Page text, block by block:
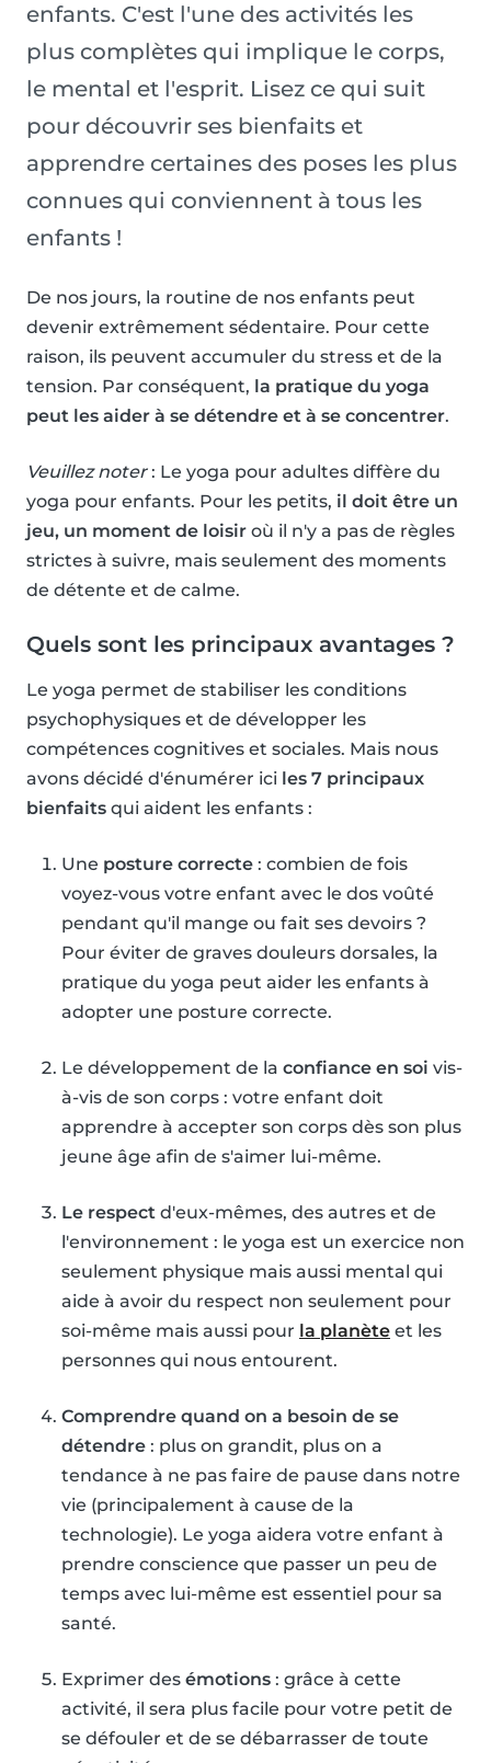
enfants. C'est l'une des activités les
plus complètes qui implique le corps,
le mental et l'esprit. Lisez ce qui suit
pour découvrir ses bienfaits et
apprendre certaines des poses les plus
connues qui conviennent à tous les
enfants !
De nos jours, la routine de nos enfants peut
devenir extrêmement sédentaire. Pour cette
raison, ils peuvent accumuler du stress et de la
tension. Par conséquent, la pratique du yoga
peut les aider à se détendre et à se concentrer.
Veuillez noter: Le yoga pour adultes diffère du
yoga pour enfants. Pour les petits, il doit être un
jeu, un moment de loisir où il n'y a pas de règles
strictes à suivre, mais seulement des moments
de détente et de calme.
Quels sont les principaux avantages ?
Le yoga permet de stabiliser les conditions
psychophysiques et de développer les
compétences cognitives et sociales. Mais nous
avons décidé d'énumérer ici les 7 principaux
bienfaits qui aident les enfants :
Une posture correcte : combien de fois
voyez-vous votre enfant avec le dos voûté
pendant qu'il mange ou fait ses devoirs ?
Pour éviter de graves douleurs dorsales, la
pratique du yoga peut aider les enfants à
adopter une posture correcte.
Le développement de la confiance en soi vis-
à-vis de son corps : votre enfant doit
apprendre à accepter son corps dès son plus
jeune âge afin de s'aimer lui-même.
Le respect d'eux-mêmes, des autres et de
l'environnement : le yoga est un exercice non
seulement physique mais aussi mental qui
aide à avoir du respect non seulement pour
soi-même mais aussi pour la planète et les
personnes qui nous entourent.
Comprendre quand on a besoin de se
détendre : plus on grandit, plus on a
tendance à ne pas faire de pause dans notre
vie (principalement à cause de la
technologie). Le yoga aidera votre enfant à
prendre conscience que passer un peu de
temps avec lui-même est essentiel pour sa
santé.
Exprimer des émotions : grâce à cette
activité, il sera plus facile pour votre petit de
se défouler et de se débarrasser de toute